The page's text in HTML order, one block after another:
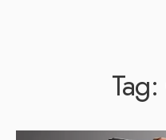
Tag: